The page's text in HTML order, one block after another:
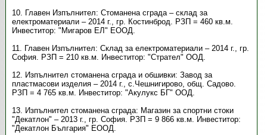
10. Главен Изпълнител: Стоманена сграда – склад за
електроматериали – 2014 г., гр. Костинброд. РЗП = 460 кв.м.
Инвеститор: "Мигаров ЕЛ" ЕООД.
11. Главен Изпълнител: Склад за електроматериали – 2014 г., гр.
София. РЗП = 210 кв.м. Инвеститор: "Стрател" ООД.
12. Изпълнител стоманена сграда и обшивки: Завод за
пластмасови изделия – 2014 г., с.Чешнигирово, общ. Садово.
РЗП = 4 765 кв.м. Инвеститор: "Акулукс БГ" ООД.
13. Изпълнител стоманена сграда: Магазин за спортни стоки
"Декатлон" – 2013 г., гр. София. РЗП = 9 866 кв.м. Инвеститор:
"Декатлон България" ЕООД.